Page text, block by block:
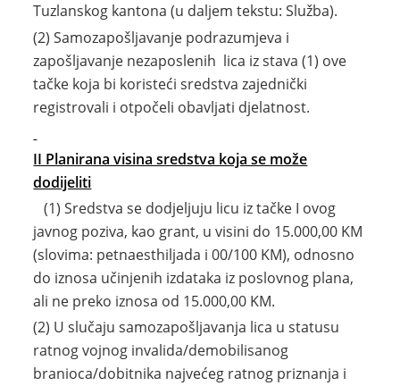
Tuzlanskog kantona (u daljem tekstu: Služba).
(2) Samozapošljavanje podrazumjeva i
zapošljavanje nezaposlenih lica iz stava (1) ove
tačke koja bi koristeći sredstva zajednički
registrovali i otpočeli obavljati djelatnost.
II Planirana visina sredstva koja se može
dodijeliti
(1) Sredstva se dodjeljuju licu iz tačke I ovog
javnog poziva, kao grant, u visini do 15.000,00 KM
(slovima: petnaesthiljada i 00/100 KM), odnosno
do iznosa učinjenih izdataka iz poslovnog plana,
ali ne preko iznosa od 15.000,00 KM.
(2) U slučaju samozapošljavanja lica u statusu
ratnog vojnog invalida/demobilisanog
branioca/dobitnika najvećeg ratnog priznanja i